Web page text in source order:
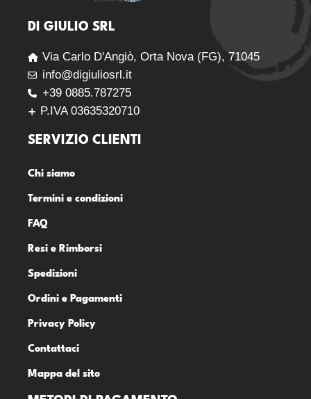
DI GIULIO SRL
Via Carlo D'Angiò, Orta Nova (FG), 71045
info@digiuliosrl.it
+39 0885.787275
P.IVA 03635320710
SERVIZIO CLIENTI
Chi siamo
Termini e condizioni
FAQ
Resi e Rimborsi
Spedizioni
Ordini e Pagamenti
Privacy Policy
Contattaci
Mappa del sito